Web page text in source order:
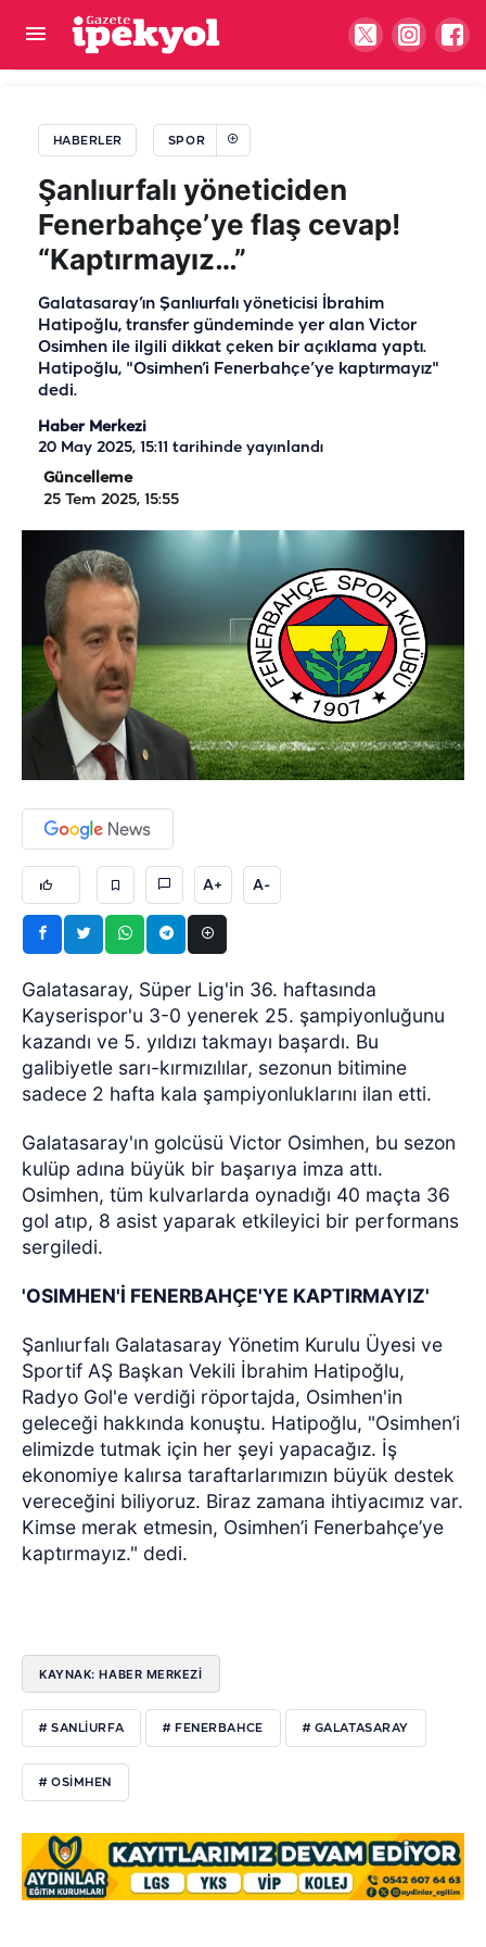
HABERLER SPOR
Şanlıurfalı yöneticiden
Fenerbahçe’ye flaş cevap!
“Kaptırmayız…”
Galatasaray’ın Şanlıurfalı yöneticisi İbrahim
Hatipoğlu, transfer gündeminde yer alan Victor
Osimhen ile ilgili dikkat çeken bir açıklama yaptı.
Hatipoğlu, "Osimhen’i Fenerbahçe’ye kaptırmayız"
dedi.
Haber Merkezi
20 May 2025, 15:11 tarihinde yayınlandı
Güncelleme
25 Tem 2025, 15:55
A+ A-
Galatasaray, Süper Lig'in 36. haftasında
Kayserispor'u 3-0 yenerek 25. şampiyonluğunu
kazandı ve 5. yıldızı takmayı başardı. Bu
galibiyetle sarı-kırmızılılar, sezonun bitimine
sadece 2 hafta kala şampiyonluklarını ilan etti.
Galatasaray'ın golcüsü Victor Osimhen, bu sezon
kulüp adına büyük bir başarıya imza attı.
Osimhen, tüm kulvarlarda oynadığı 40 maçta 36
gol atıp, 8 asist yaparak etkileyici bir performans
sergiledi.
'OSIMHEN'İ FENERBAHÇE'YE KAPTIRMAYIZ'
Şanlıurfalı Galatasaray Yönetim Kurulu Üyesi ve
Sportif AŞ Başkan Vekili İbrahim Hatipoğlu,
Radyo Gol'e verdiği röportajda, Osimhen'in
geleceği hakkında konuştu. Hatipoğlu, "Osimhen’i
elimizde tutmak için her şeyi yapacağız. İş
ekonomiye kalırsa taraftarlarımızın büyük destek
vereceğini biliyoruz. Biraz zamana ihtiyacımız var.
Kimse merak etmesin, Osimhen’i Fenerbahçe’ye
kaptırmayız." dedi.
KAYNAK: HABER MERKEZİ
# SANLIURFA # FENERBAHCE # GALATASARAY
# OSIMHEN
Fenerbahçe’nin Devler Ligi’ndeki rakibi belli oldu